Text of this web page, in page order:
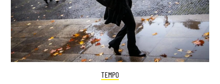
TEMPO